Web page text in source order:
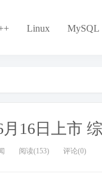
Linux MySQL
16日上市
阅读(153) 评论(0)